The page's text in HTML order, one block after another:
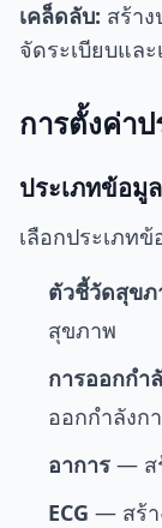
เคล็ดลับ: สร้า
จัดระเบียบแล
การตั้งค่า
ประเภทข้อมูล
เลือกประเภท
ตัวชี้วัดสุขภ
สุขภาพ
การออกกำ
ออกกำลังก
อาการ — ส
ECG — สร้า